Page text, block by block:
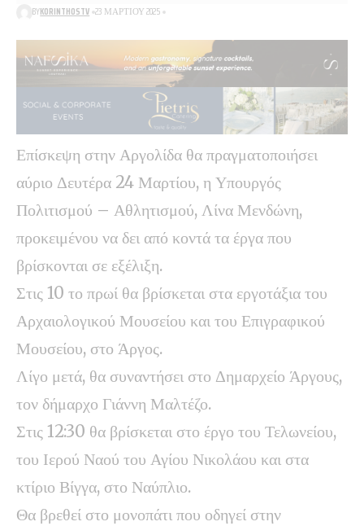
BYKORINTHOSTV 23 ΜΑΡΤΊΟΥ 2025
Επίσκεψη στην Αργολίδα θα πραγματοποιήσει
αύριο Δευτέρα 24 Μαρτίου, η Υπουργός
Πολιτισμού – Αθλητισμού, Λίνα Μενδώνη,
προκειμένου να δει από κοντά τα έργα που
βρίσκονται σε εξέλιξη.
Στις 10 το πρωί θα βρίσκεται στα εργοτάξια του
Αρχαιολογικού Μουσείου και του Επιγραφικού
Μουσείου, στο Άργος.
Λίγο μετά, θα συναντήσει στο Δημαρχείο Άργους,
τον δήμαρχο Γιάννη Μαλτέζο.
Στις 12:30 θα βρίσκεται στο έργο του Τελωνείου,
του Ιερού Ναού του Αγίου Νικολάου και στα
κτίριο Βίγγα, στο Ναύπλιο.
Θα βρεθεί στο μονοπάτι που οδηγεί στην